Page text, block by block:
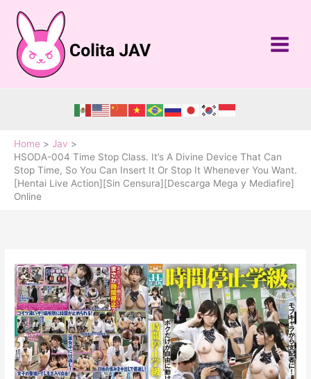
content
Home
Jav
HSODA-004 Time Stop Class. It’s A Divine Device That Can
Stop Time, So You Can Insert It Or Stop It Whenever You Want.
[Hentai Live Action][Sin Censura][Descarga Mega y Mediafire]
Online